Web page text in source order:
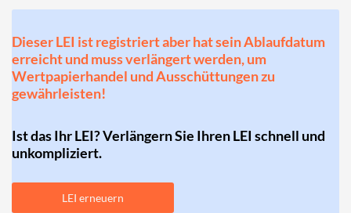
Dieser LEI ist registriert aber hat sein Ablaufdatum
erreicht und muss verlängert werden, um
Wertpapierhandel und Ausschüttungen zu
gewährleisten!
Ist das Ihr LEI? Verlängern Sie Ihren LEI schnell und
unkompliziert.
LEI erneuern